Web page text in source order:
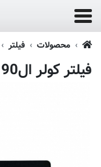
محصولات فیلتر
فیلتر کولر ال90